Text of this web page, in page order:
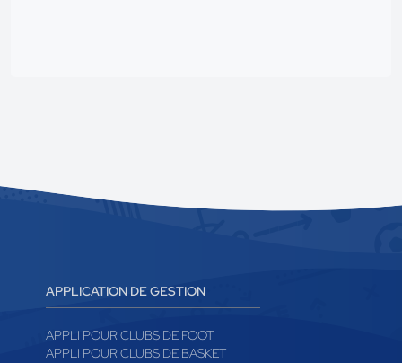
APPLICATION DE GESTION
APPLI POUR CLUBS DE FOOT
APPLI POUR CLUBS DE BASKET